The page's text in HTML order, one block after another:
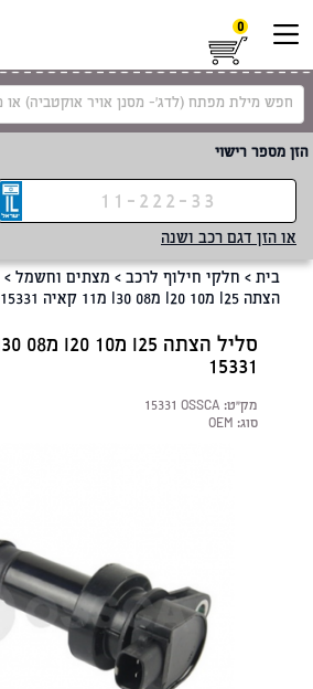
0
הזן מספר רישוי
או הזן דגם רכב ושנה
בית > חלקי חילוף לרכב > מצתים וחשמל >
הצתה I25 מI20 10 מI30 08 מ11 קאיה 15331
15331
מק"ט: 15331 OSSCA
סוג: OEM